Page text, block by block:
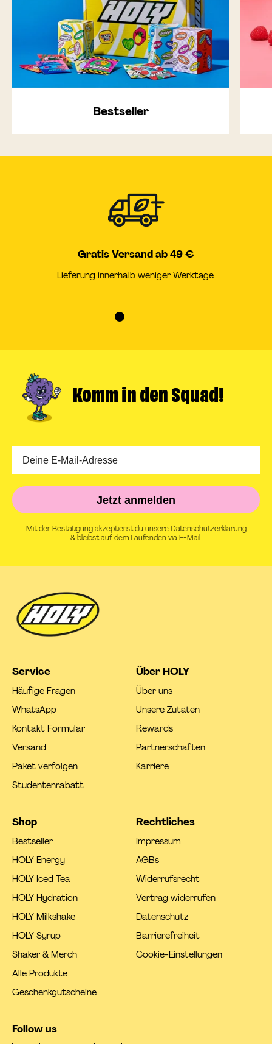
Bestseller
Gratis Versand ab 49 €
Lieferung innerhalb weniger Werktage.
Zur
Service
Häufige Fragen
WhatsApp
Kontakt Formular
Versand
Paket verfolgen
Studentenrabatt
Über HOLY
Über uns
Unsere Zutaten
Rewards
Partnerschaften
Karriere
Shop
Bestseller
HOLY Energy
HOLY Iced Tea
HOLY Hydration
HOLY Milkshake
HOLY Syrup
Shaker & Merch
Alle Produkte
Geschenkgutscheine
Rechtliches
Impressum
AGBs
Widerrufsrecht
Vertrag widerrufen
Datenschutz
Barrierefreiheit
Cookie-Einstellungen
Follow us
Komm in den Squad!
Jetzt anmelden
Mit der Bestätigung akzeptierst du unsere Datenschutzerklärung
& bleibst auf dem Laufenden via E-Mail.